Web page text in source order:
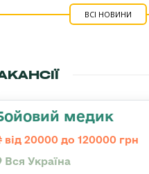
ВСІ НОВИНИ
медик
від 20000 до 120000 грн
Вся Україна